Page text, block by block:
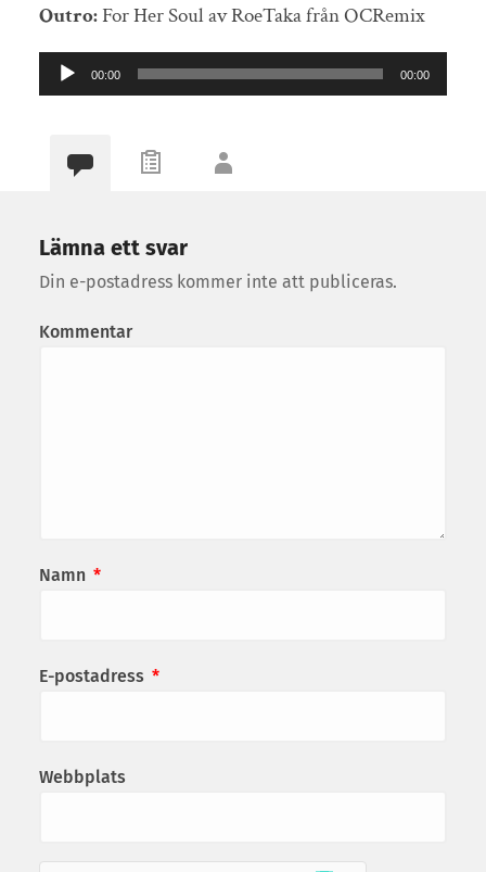
Outro:For Her Soul av RoeTaka från OCRemix
Ljudspelare
00:00 00:00
Lämna ett svar
Din e-postadress kommer inte att publiceras.
Kommentar
Namn *
E-postadress *
Webbplats